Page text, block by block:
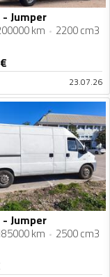
Jumper
km 2200 cm3
23.07.26
Jumper
km 2500 cm3